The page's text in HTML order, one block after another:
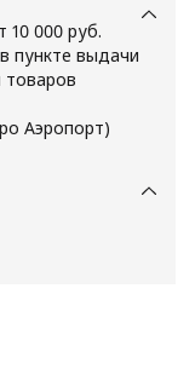
10 000 руб.
пункте выдачи
товаров
Аэропорт)